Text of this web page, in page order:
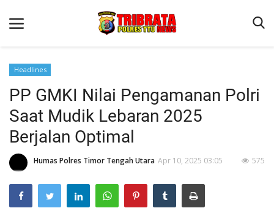
Beranda
Terms & Conditions
Reskrim
Binkam
Lantas
OPINI
Headlines
PP GMKI Nilai Pengamanan Polri
Saat Mudik Lebaran 2025
Berjalan Optimal
Humas Polres Timor Tengah Utara Apr 10, 2025 03:05 575